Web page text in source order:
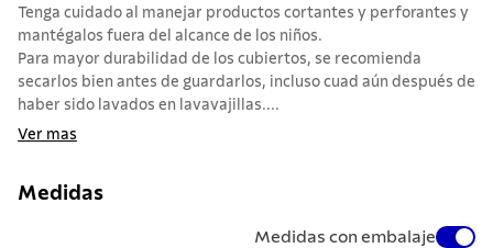
Tenga cuidado al manejar productos cortantes y perforantes y
mantégalos fuera del alcance de los niños.
Para mayor durabilidad de los cubiertos, se recomienda
secarlos bien antes de guardarlos, incluso cuad aún después de
haber sido lavados en lavavajillas....
Ver mas
Medidas
Medidas con embalaje